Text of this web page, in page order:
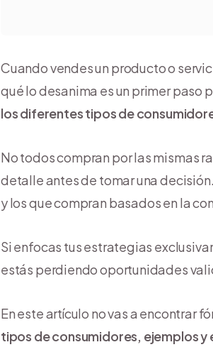
Cuando vendes un producto o
qué lo desanima es un primer paso
los diferentes tipos de
No todos compran por las mismas
detalle antes de tomar una
y los que compran basados en la
Si enfocas tus estrategias
estás perdiendo oportunidades
En este artículo no vas a encontrar
tipos de consumidores, ejemplos y